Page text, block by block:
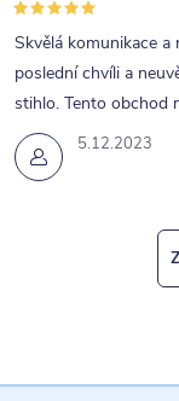
p
i
s
u
5.12.2023
Skvělá komunikace
poslední chvíli a
stihlo. Tento obchod